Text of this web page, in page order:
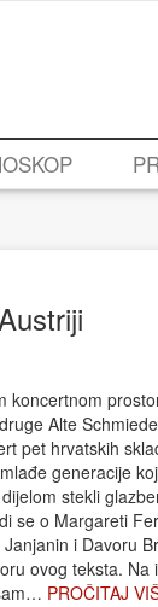
koncertnom
Alte
pet hrvatskih
generacije
stekli
se o Margareti
i Davoru
ovog teksta. Na
PROČITAJ